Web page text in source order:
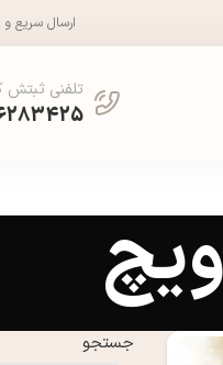
ارسال سریع و
تلفنی ثبتش
جستجو